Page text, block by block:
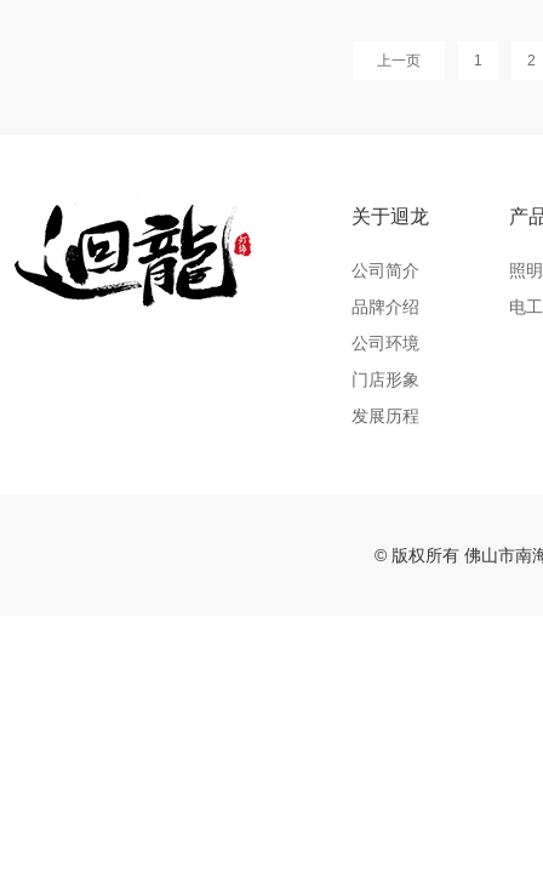
上一页 1 2
关于迴龙
公司简介
品牌介绍
公司环境
门店形象
发展历程
产
照
电
© 版权所有 佛山市南